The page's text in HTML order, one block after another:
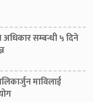
सम्बन्धी ५ दिने
माविलाई